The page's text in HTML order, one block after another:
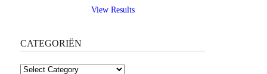
View Results
CATEGORIËN
Categoriën